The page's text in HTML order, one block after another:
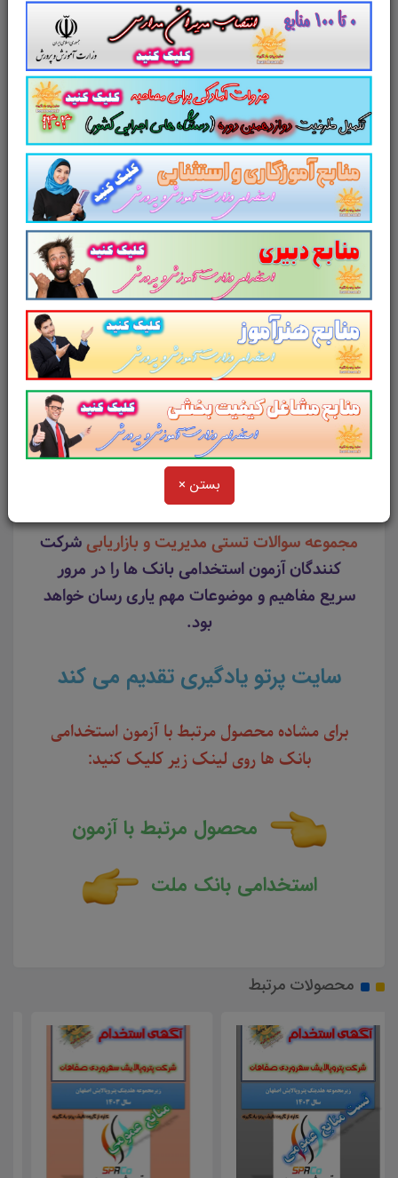
بستن ×
استخدامی نیروی انسانیبانک صادرات
تستمنابع عمومی آزمون
استخدامی نیروی انسانیبانک صادرات
جزوه خلاصهمدیریت و بازار
یابی
سایر منابعآزمون استخدامی نیروی
انسانی بانکصادراتسال 1403
مجموعه سوالات تستی مدیریت و بازاریابیشرکت
کنندگان آزمون استخدامی بانک ها را در مرور
سریع مفاهیم و موضوعات مهم یاری رسان خواهد
بود.
سایت پرتو یادگیری تقدیم می کند
برای مشاده محصول مرتبط با آزمون استخدامی
بانک ها روی لینک زیر کلیک کنید:
محصول مرتبط با آزمون
استخدامی بانک ملت
محصولات مرتبط